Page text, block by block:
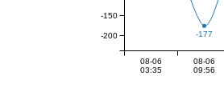
-177
08-06
03:35
08-06
09:56
-200
-150